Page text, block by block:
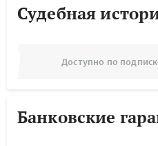
Судебная
Доступно по
Банковские